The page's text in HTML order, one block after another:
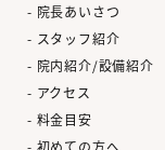
院長あいさつ
スタッフ紹介
院内紹介/設備紹介
アクセス
料金目安
初めての方へ